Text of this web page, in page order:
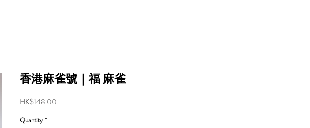
香港麻雀號｜福 麻雀
HK$148.00
Quantity *